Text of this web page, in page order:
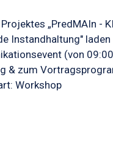
„PredMAIn -
Instandhaltung"
(von
& zum
Workshop